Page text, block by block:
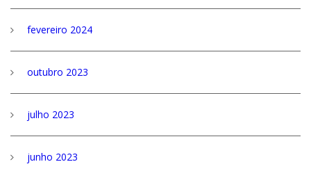
fevereiro 2024
outubro 2023
julho 2023
junho 2023